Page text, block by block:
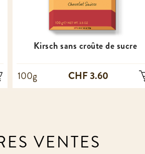
Kirsch sans croûte de sucre
100g CHF 3.60
VENTES